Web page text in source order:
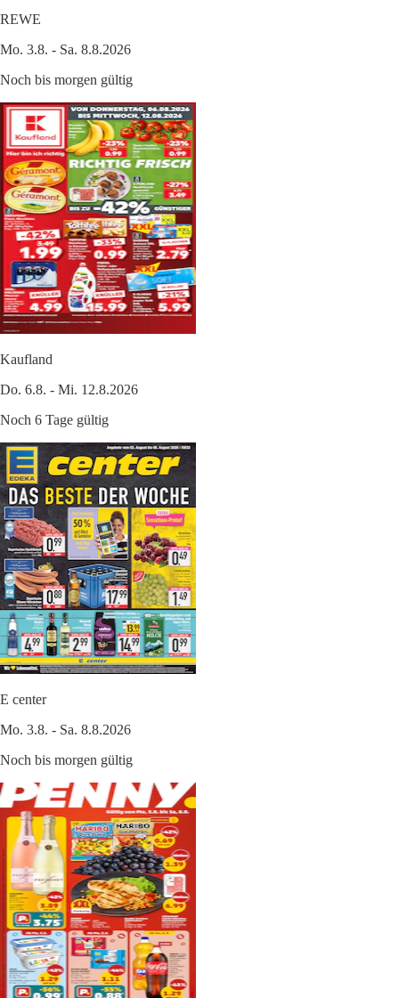
REWE
Mo. 3.8. - Sa. 8.8.2026
Noch bis morgen gültig
Kaufland
Do. 6.8. - Mi. 12.8.2026
Noch 6 Tage gültig
E center
Mo. 3.8. - Sa. 8.8.2026
Noch bis morgen gültig